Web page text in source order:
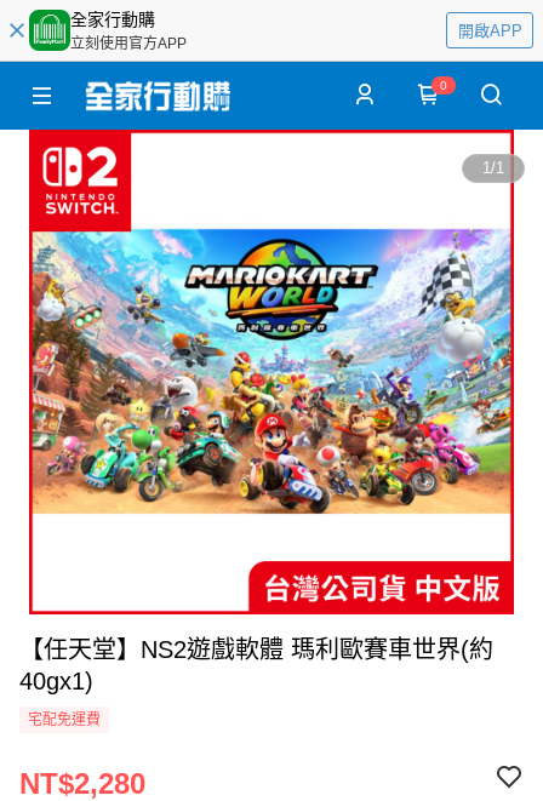
全家行動購
立刻使用官方APP
開啟APP
0
1/1
【任天堂】NS2遊戲軟體 瑪利歐賽車世界(約
40gx1)
宅配免運費
NT$2,280